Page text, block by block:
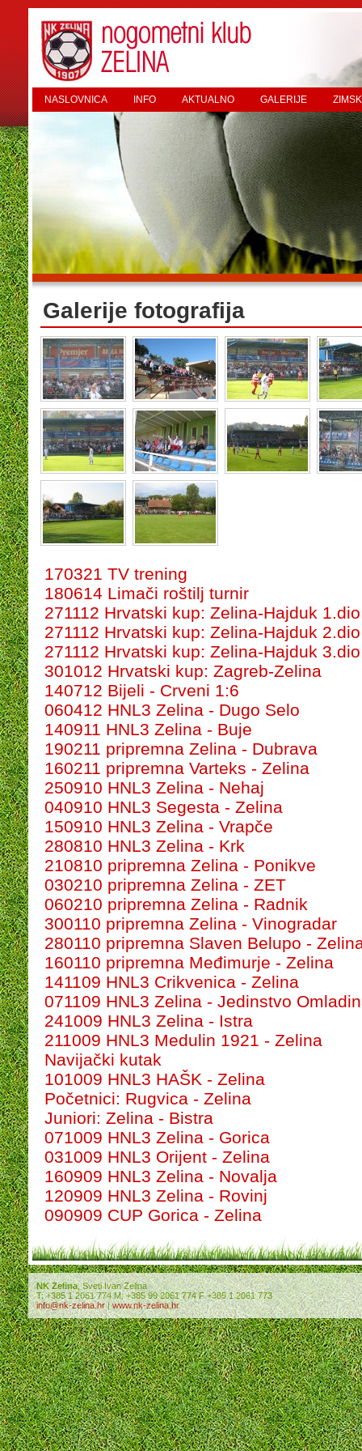
NASLOVNICA INFO AKTUALNO GALERIJE
Galerije fotografija
170321 TV trening
180614 Limači roštilj turnir
271112 Hrvatski kup: Zelina-Hajduk 1.dio
271112 Hrvatski kup: Zelina-Hajduk 2.dio
271112 Hrvatski kup: Zelina-Hajduk 3.dio
301012 Hrvatski kup: Zagreb-Zelina
140712 Bijeli - Crveni 1:6
060412 HNL3 Zelina - Dugo Selo
140911 HNL3 Zelina - Buje
190211 pripremna Zelina - Dubrava
160211 pripremna Varteks - Zelina
250910 HNL3 Zelina - Nehaj
040910 HNL3 Segesta - Zelina
150910 HNL3 Zelina - Vrapče
280810 HNL3 Zelina - Krk
210810 pripremna Zelina - Ponikve
030210 pripremna Zelina - ZET
060210 pripremna Zelina - Radnik
300110 pripremna Zelina - Vinogradar
280110 pripremna Slaven Belupo -
160110 pripremna Međimurje - Zelina
141109 HNL3 Crikvenica - Zelina
071109 HNL3 Zelina - Jedinstvo
241009 HNL3 Zelina - Istra
211009 HNL3 Medulin 1921 - Zelina
Navijački kutak
101009 HNL3 HAŠK - Zelina
Početnici: Rugvica - Zelina
Juniori: Zelina - Bistra
071009 HNL3 Zelina - Gorica
031009 HNL3 Orijent - Zelina
160909 HNL3 Zelina - Novalja
120909 HNL3 Zelina - Rovinj
090909 CUP Gorica - Zelina
NK Zelina, Sveti Ivan Zelina
T: +385 1 2061 774 M: +385 99 2061 774 F +385 1 2061 773
info@nk-zelina.hr|www.nk-zelina.hr